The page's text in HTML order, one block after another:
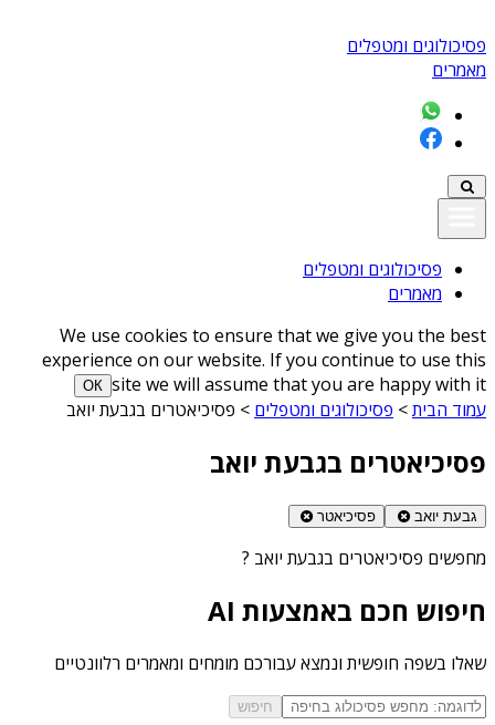
פסיכולוגים ומטפלים
מאמרים
פסיכולוגים ומטפלים
מאמרים
We use cookies to ensure that we give you the best
experience on our website. If you continue to use this
site we will assume that you are happy with it
ОК
עמוד הבית> פסיכולוגים ומטפלים > פסיכיאטרים בגבעת יואב
פסיכיאטרים בגבעת יואב
גבעת יואב פסיכיאטר
מחפשים פסיכיאטרים בגבעת יואב ?
חיפוש חכם באמצעות AI
שאלו בשפה חופשית ונמצא עבורכם מומחים ומאמרים רלוונטיים
חיפוש